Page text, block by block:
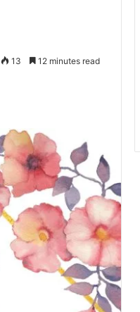
13 12 minutes read